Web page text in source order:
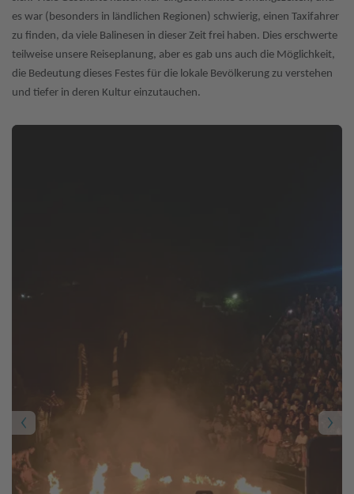
es war (besonders in ländlichen Regionen) schwierig, einen Taxifahrer
zu finden, da viele Balinesen in dieser Zeit frei haben. Dies erschwerte
teilweise unsere Reiseplanung, aber es gab uns auch die Möglichkeit,
die Bedeutung dieses Festes für die lokale Bevölkerung zu verstehen
und tiefer in deren Kultur einzutauchen.